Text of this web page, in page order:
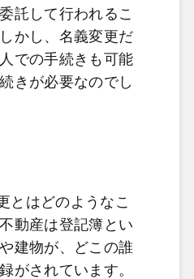
託して行われるこ
かし、名義変更だ
での手続きも可能
きが必要なのでし
とはどのようなこ
動産は登記簿とい
建物が、どこの誰
がされています。